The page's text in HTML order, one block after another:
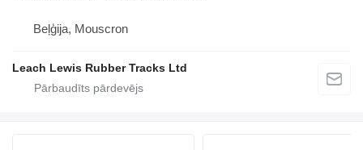
Beļģija, Mouscron
Leach Lewis Rubber Tracks Ltd